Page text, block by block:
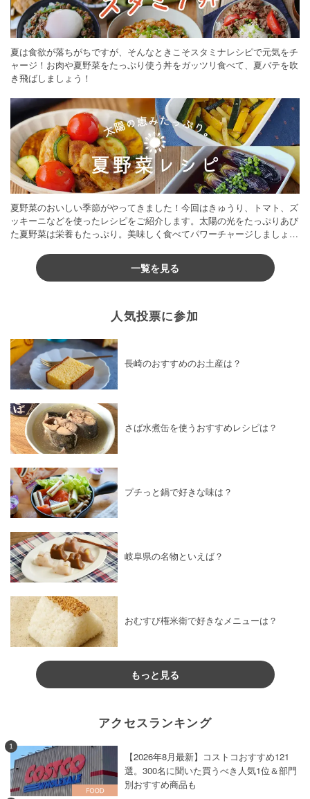
夏は食欲が落ちがちですが、そんなときこそスタミナレシピで元気をチ
ャージ！お肉や夏野菜をたっぷり使う丼をガッツリ食べて、夏バテを吹
き飛ばしましょう！
夏野菜のおいしい季節がやってきました！今回はきゅうり、トマト、ズ
ッキーニなどを使ったレシピをご紹介します。太陽の光をたっぷりあび
た夏野菜は栄養もたっぷり。美味しく食べてパワーチャージしましょう
一覧を見る
人気投票に参加
長崎のおすすめのお土産は？
さば水煮缶を使うおすすめレシピは？
プチっと鍋で好きな味は？
岐阜県の名物といえば？
おむすび権米衛で好きなメニューは？
もっと見る
アクセスランキング
1
【2026年8月最新】コストコおすすめ121
選。300名に聞いた買うべき人気1位＆部門
別おすすめ商品も